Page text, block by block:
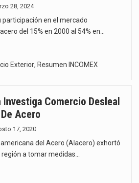
28, 2024
en el mercado
del 15% en 2000 al 54% en…
Exterior, Resumen INCOMEX
Comercio Desleal
Acero
17, 2020
del Acero (Alacero) exhortó
a tomar medidas…